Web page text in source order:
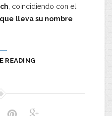
, coincidiendo con el
lleva su nombre
READING